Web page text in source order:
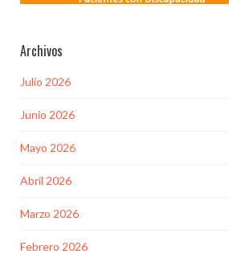
Archivos
Julio 2026
Junio 2026
Mayo 2026
Abril 2026
Marzo 2026
Febrero 2026